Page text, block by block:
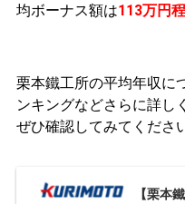
均ボーナス額は113万円
栗本鐵工所の平均年収に
ンキングなどさらに詳し
ぜひ確認してみてくださ
【栗本